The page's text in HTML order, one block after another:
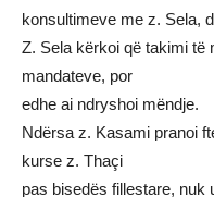
konsultimeve me z. Sela,
Z. Sela kërkoi që takimi të
mandateve, por
edhe ai ndryshoi mëndje.
Ndërsa z. Kasami pranoi
kurse z. Thaçi
pas bisedës fillestare, nuk